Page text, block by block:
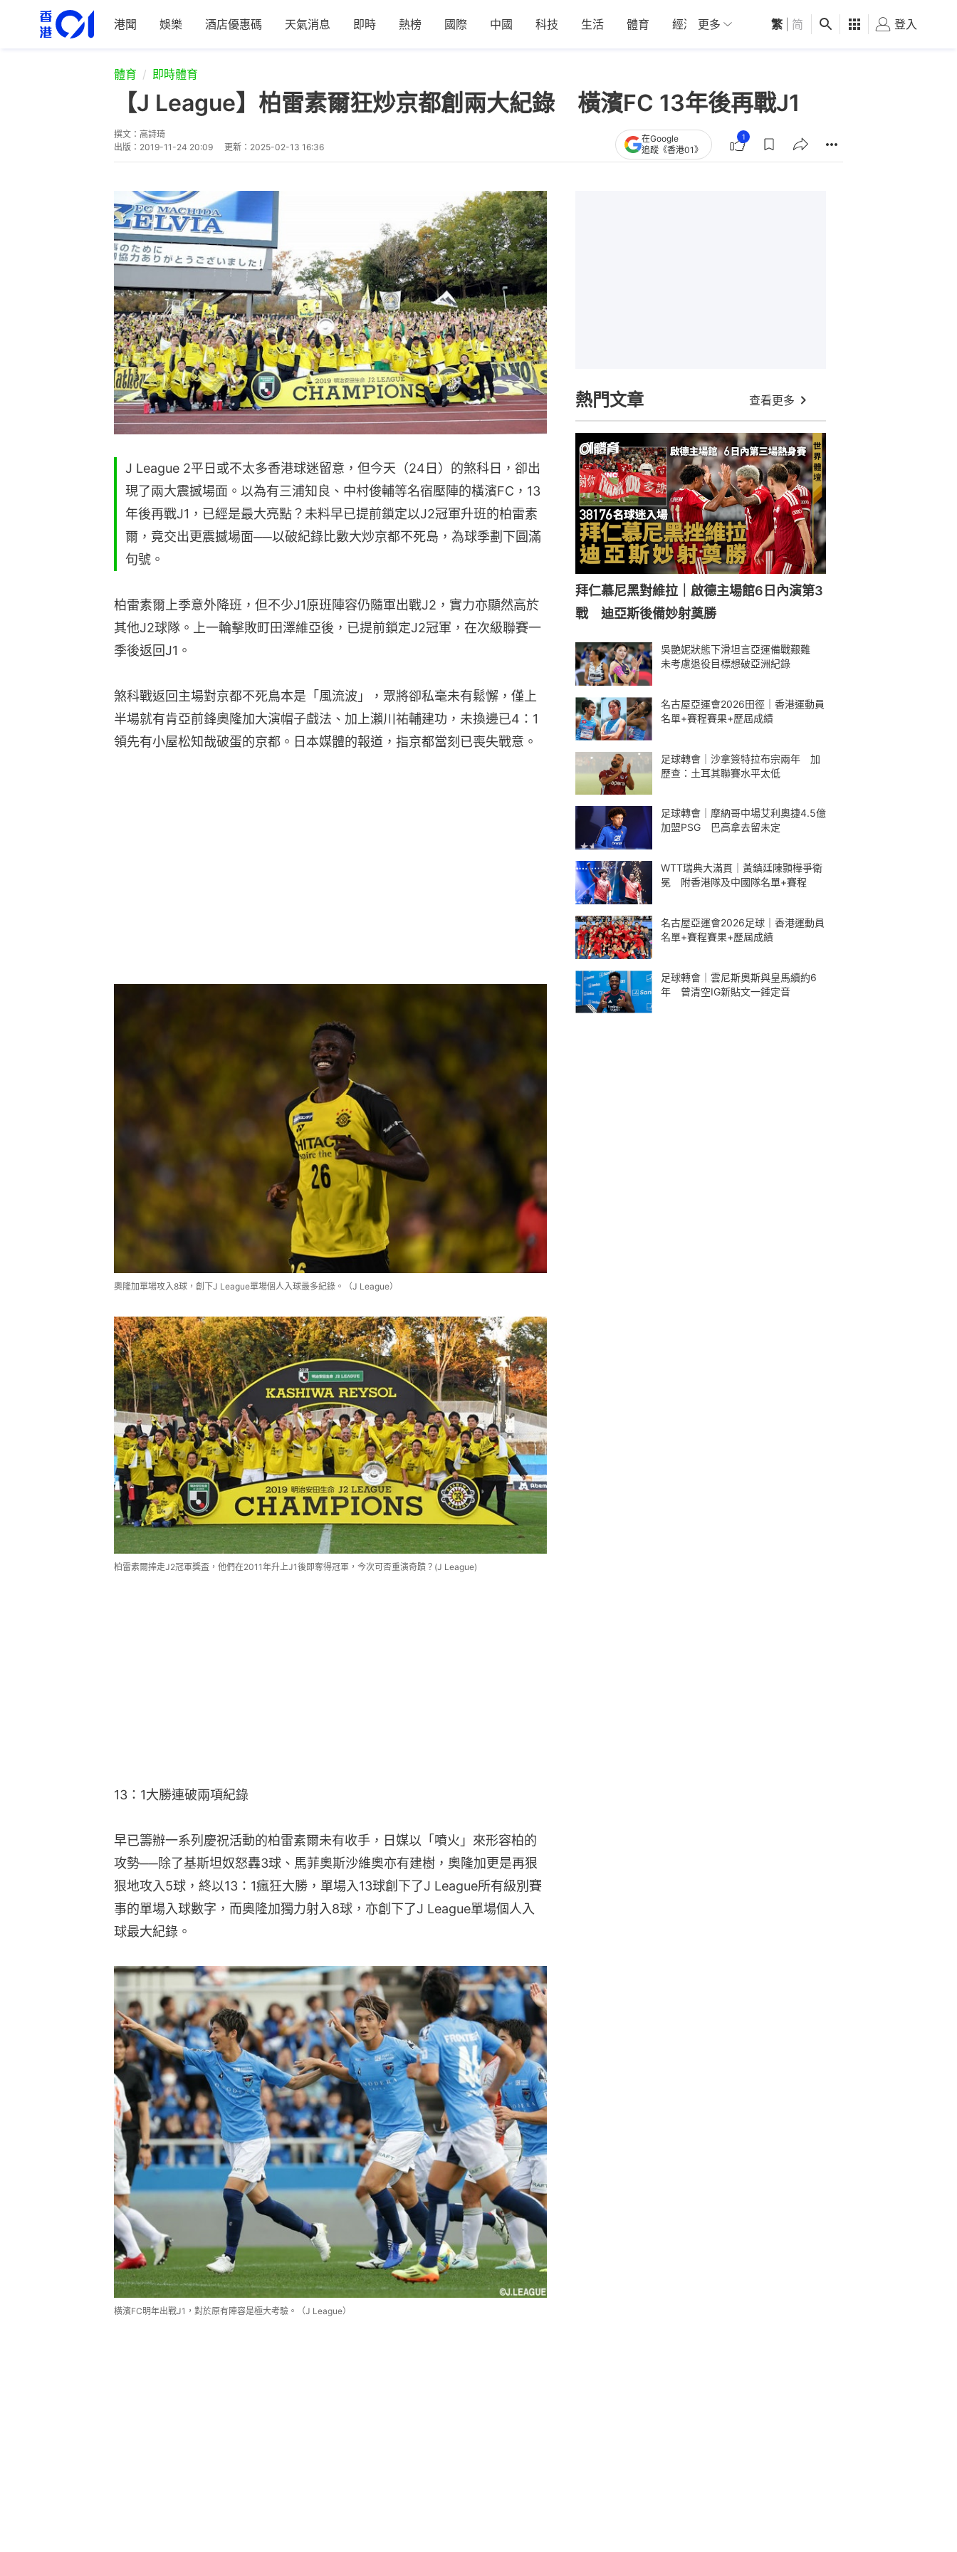
港聞 娛樂 酒店優惠碼 天氣消息 即時 熱榜 國際 中國 科技 生活 體育 經濟 01深圳 觀點 健康 好食玩飛
更多 繁 简 登入
體育 即時體育
【J League】柏雷素爾狂炒京都創兩大紀錄 橫濱FC 13年後再戰J1
撰文： 高詩琦
出版： 2019-11-24 20:09 更新： 2025-02-13 16:36
在Google
追蹤《香港01》
1
J League 2平日或不太多香港球迷留意，但今天（24日）的煞科日，卻出
現了兩大震撼場面。以為有三浦知良、中村俊輔等名宿壓陣的橫濱FC，13
年後再戰J1，已經是最大亮點？未料早已提前鎖定以J2冠軍升班的柏雷素
爾，竟交出更震撼場面──以破紀錄比數大炒京都不死島，為球季劃下圓滿
句號。
柏雷素爾上季意外降班，但不少J1原班陣容仍隨軍出戰J2，實力亦顯然高於
其他J2球隊。上一輪擊敗町田澤維亞後，已提前鎖定J2冠軍，在次級聯賽一
季後返回J1。
煞科戰返回主場對京都不死鳥本是「風流波」，眾將卻私毫未有鬆懈，僅上
半場就有肯亞前鋒奧隆加大演帽子戲法、加上瀨川祐輔建功，未換邊已4：1
領先有小屋松知哉破蛋的京都。日本媒體的報道，指京都當刻已喪失戰意。
奧隆加單場攻入8球，創下J League單場個人入球最多紀錄。（J League）
柏雷素爾捧走J2冠軍獎盃，他們在2011年升上J1後即奪得冠軍，今次可否重演奇蹟？(J League)
13：1大勝連破兩項紀錄
早已籌辦一系列慶祝活動的柏雷素爾未有收手，日媒以「噴火」來形容柏的
攻勢──除了基斯坦奴怒轟3球、馬菲奧斯沙維奧亦有建樹，奧隆加更是再狠
狠地攻入5球，終以13：1瘋狂大勝，單場入13球創下了J League所有級別賽
事的單場入球數字，而奧隆加獨力射入8球，亦創下了J League單場個人入
球最大紀錄。
橫濱FC明年出戰J1，對於原有陣容是極大考驗。（J League）
熱門文章 查看更多
拜仁慕尼黑對維拉｜啟德主場館6日內演第3
戰 迪亞斯後備妙射奠勝
吳艷妮狀態下滑坦言亞運備戰艱難
未考慮退役目標想破亞洲紀錄
名古屋亞運會2026田徑｜香港運動員
名單+賽程賽果+歷屆成績
足球轉會｜沙拿簽特拉布宗兩年 加
歷查：土耳其聯賽水平太低
足球轉會｜摩納哥中場艾利奧捷4.5億
加盟PSG 巴高拿去留未定
WTT瑞典大滿貫｜黃鎮廷陳顥樺爭衛
冕 附香港隊及中國隊名單+賽程
名古屋亞運會2026足球｜香港運動員
名單+賽程賽果+歷屆成績
足球轉會｜雲尼斯奧斯與皇馬續約6
年 曾清空IG新貼文一錘定音